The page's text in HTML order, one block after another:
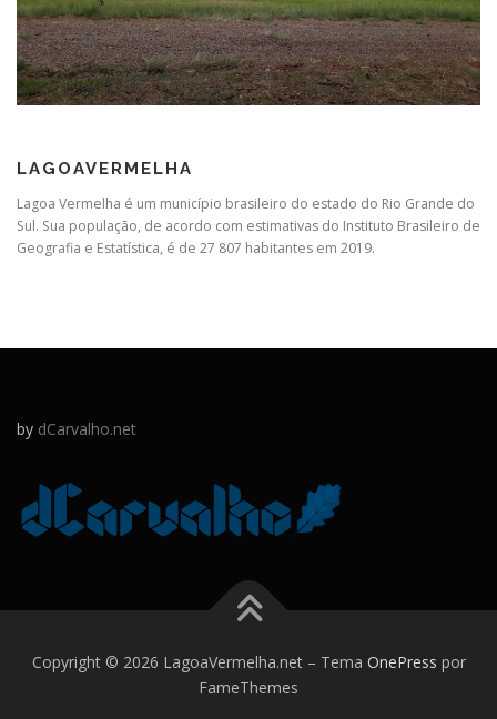
LAGOAVERMELHA
Lagoa Vermelha é um município brasileiro do estado do Rio Grande do
Sul. Sua população, de acordo com estimativas do Instituto Brasileiro de
Geografia e Estatística, é de 27 807 habitantes em 2019.
by dCarvalho.net
Copyright © 2026 LagoaVermelha.net – Tema OnePress por
FameThemes